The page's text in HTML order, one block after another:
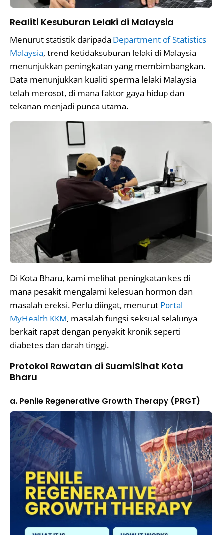
Realiti Kesuburan Lelaki di Malaysia
Menurut statistik daripada Department of Statistics
Malaysia, trend ketidaksuburan lelaki di Malaysia
menunjukkan peningkatan yang membimbangkan.
Data menunjukkan kualiti sperma lelaki Malaysia
telah merosot, di mana faktor gaya hidup dan
tekanan menjadi punca utama.
Di Kota Bharu, kami melihat peningkatan kes di
mana pesakit mengalami kelesuan hormon dan
masalah ereksi. Perlu diingat, menurut Portal
MyHealth KKM, masalah fungsi seksual selalunya
berkait rapat dengan penyakit kronik seperti
diabetes dan darah tinggi.
Protokol Rawatan di SuamiSihat Kota
Bharu
a. Penile Regenerative Growth Therapy (PRGT)